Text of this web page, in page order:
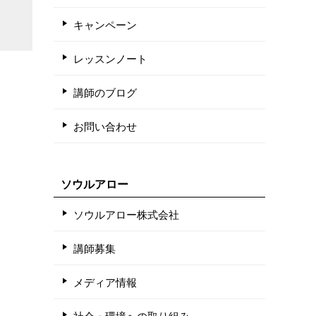
キャンペーン
レッスンノート
講師のブログ
お問い合わせ
ソウルアロー
ソウルアロー株式会社
講師募集
メディア情報